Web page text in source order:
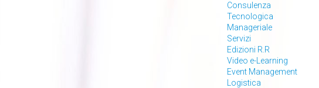
Consulenza
Tecnologica
Manageriale
Servizi
Edizioni R.R
Video e-Learning
Event Management
Logistica